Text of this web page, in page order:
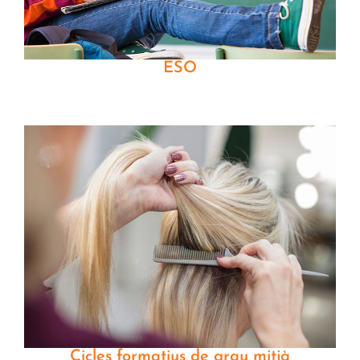
ESO